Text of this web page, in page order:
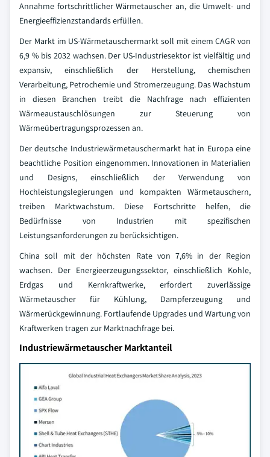
Annahme fortschrittlicher Wärmetauscher an, die Umwelt- und
Energieeffizienzstandards erfüllen.
Der Markt im US-Wärmetauschermarkt soll mit einem CAGR von
6,9 % bis 2032 wachsen. Der US-Industriesektor ist vielfältig und
expansiv, einschließlich der Herstellung, chemischen
Verarbeitung, Petrochemie und Stromerzeugung. Das Wachstum
in diesen Branchen treibt die Nachfrage nach effizienten
Wärmeaustauschlösungen zur Steuerung von
Wärmeübertragungsprozessen an.
Der deutsche Industriewärmetauschermarkt hat in Europa eine
beachtliche Position eingenommen. Innovationen in Materialien
und Designs, einschließlich der Verwendung von
Hochleistungslegierungen und kompakten Wärmetauschern,
treiben Marktwachstum. Diese Fortschritte helfen, die
Bedürfnisse von Industrien mit spezifischen
Leistungsanforderungen zu berücksichtigen.
China soll mit der höchsten Rate von 7,6% in der Region
wachsen. Der Energieerzeugungssektor, einschließlich Kohle,
Erdgas und Kernkraftwerke, erfordert zuverlässige
Wärmetauscher für Kühlung, Dampferzeugung und
Wärmerückgewinnung. Fortlaufende Upgrades und Wartung von
Kraftwerken tragen zur Marktnachfrage bei.
Industriewärmetauscher Marktanteil